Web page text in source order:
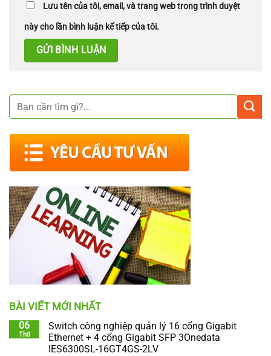
BÀI VIẾT MỚI NHẤT
06
Th8
Switch công nghiệp quản lý 16 cổng Gigabit
Ethernet + 4 cổng Gigabit SFP 3Onedata
IES6300SL-16GT4GS-2LV
Lưu tên của tôi, email, và trang web trong trình duyệt
này cho lần bình luận kế tiếp của tôi.